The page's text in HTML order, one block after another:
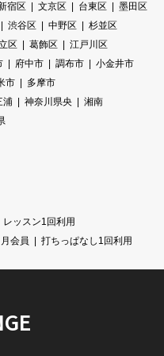
宿区 文京区 台東区
墨田区
渋谷区 中野区
杉並区
区 葛飾区
江戸川区
府中市 調布市
小金井市
市
多摩市
浦 神奈川県央
湘南
レッスン1回利用
会員 打ちっぱなし1回利用